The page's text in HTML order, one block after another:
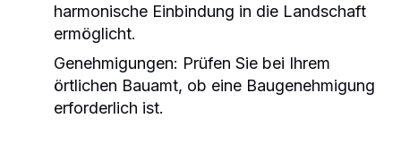
harmonische Einbindung in die Landschaft
ermöglicht.
Genehmigungen: Prüfen Sie bei Ihrem
örtlichen Bauamt, ob eine Baugenehmigung
erforderlich ist.